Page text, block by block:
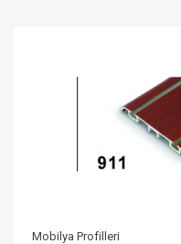
Mobilya Profilleri